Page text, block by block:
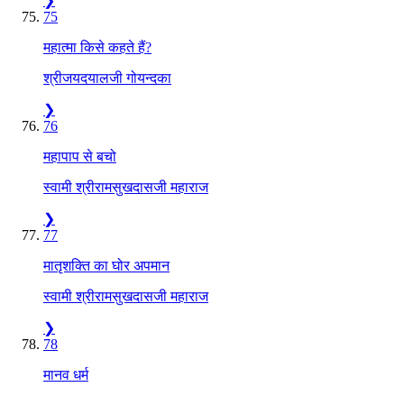
75
महात्मा किसे कहते हैं?
श्रीजयदयालजी गोयन्दका
❯
76
महापाप से बचो
स्वामी श्रीरामसुखदासजी महाराज
❯
77
मातृशक्ति का घोर अपमान
स्वामी श्रीरामसुखदासजी महाराज
❯
78
मानव धर्म